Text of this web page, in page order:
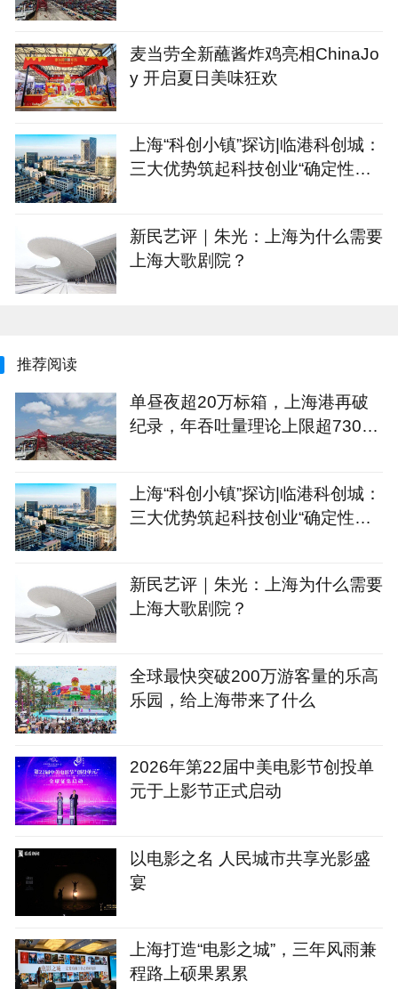
麦当劳全新蘸酱炸鸡亮相ChinaJo
y 开启夏日美味狂欢
上海“科创小镇”探访|临港科创城：
三大优势筑起科技创业“确定性公
新民艺评｜朱光：上海为什么需要
上海大歌剧院？
推荐阅读
单昼夜超20万标箱，上海港再破
纪录，年吞吐量理论上限超7300
上海“科创小镇”探访|临港科创城：
三大优势筑起科技创业“确定性公
新民艺评｜朱光：上海为什么需要
上海大歌剧院？
全球最快突破200万游客量的乐高
乐园，给上海带来了什么
2026年第22届中美电影节创投单
元于上影节正式启动
以电影之名 人民城市共享光影盛
宴
上海打造“电影之城”，三年风雨兼
程路上硕果累累